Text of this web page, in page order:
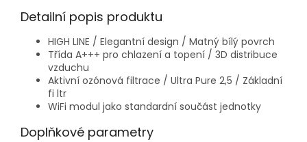
Detailní popis produktu
HIGH LINE / Elegantní design / Matný bílý povrch
Třída A+++ pro chlazení a topení / 3D distribuce
vzduchu
Aktivní ozónová filtrace / Ultra Pure 2,5 / Základní
fi ltr
WiFi modul jako standardní součást jednotky
Doplňkové parametry